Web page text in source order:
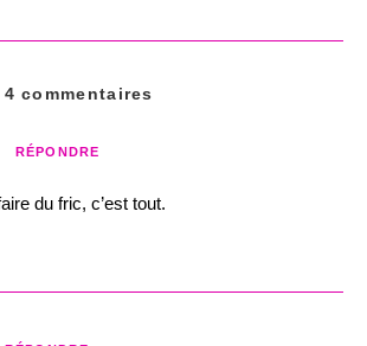
commentaires
RÉPONDRE
du fric, c’est tout.